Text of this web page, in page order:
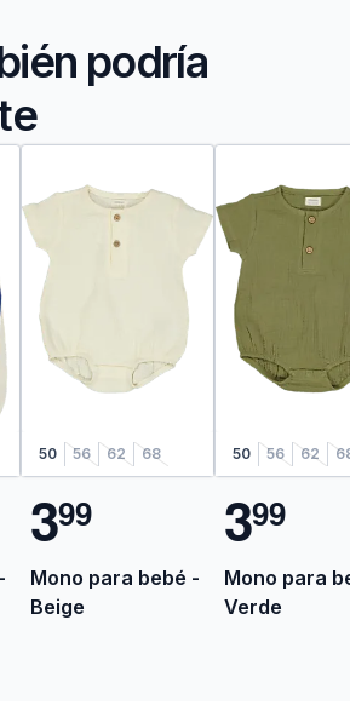
podría
50 56 62 68
399
Mono para bebé -
Beige
50 56 62
399
Mono para
Verde